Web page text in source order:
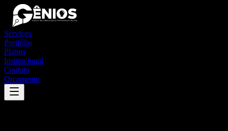
Serviços
Portfólio
Planos
Institucional
Contato
Orçamento